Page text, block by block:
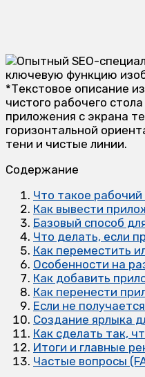
Содержание
Что такое
Как вывести
Базовый способ
Что делать, если
Как переместить
Особенности на
Как добавить
Как перенести
Если не
Создание ярлыка
Как сделать так,
Итоги и главные
Частые вопросы